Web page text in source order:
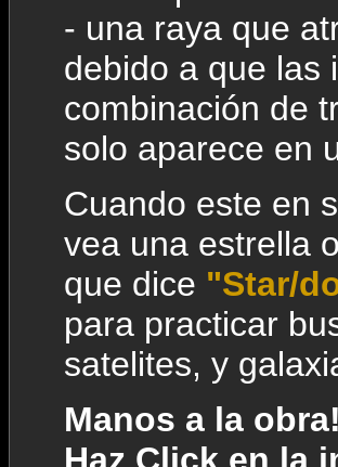
- una raya que
debido a que las
combinación de
solo aparece en
Cuando este en
vea una estrella
que dice "Star/
para practicar
satelites, y
Manos a la